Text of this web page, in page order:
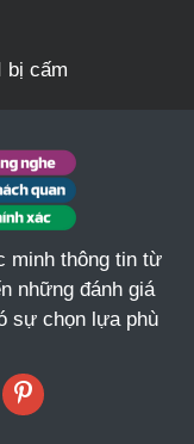
bị cấm
minh thông tin từ
những đánh giá
sự chọn lựa phù